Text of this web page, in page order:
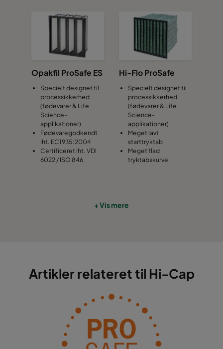
Opakfil ProSafe ES
Specielt designet til
processikkerhed
(fødevarer & Life
Science-
applikationer)
Fødevaregodkendt
iht. EC1935:2004
Certificeret iht. VDI
6022 / ISO 846
Hi-Flo ProSafe
Specielt designet til
processikkerhed
(fødevarer & Life
Science-
applikationer)
Meget lavt
starttryktab
Meget flad
tryktabskurve
+ Vis mere
Artikler relateret til Hi-Cap